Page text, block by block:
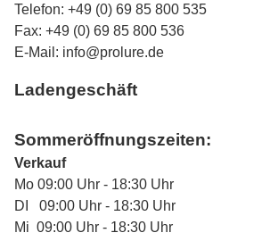
Telefon: +49 (0) 69 85 800 535
Fax: +49 (0) 69 85 800 536
E-Mail: info@prolure.de
Ladengeschäft
Sommeröffnungszeiten:
Verkauf
Mo 09:00 Uhr - 18:30 Uhr
DI 09:00 Uhr - 18:30 Uhr
Mi 09:00 Uhr - 18:30 Uhr